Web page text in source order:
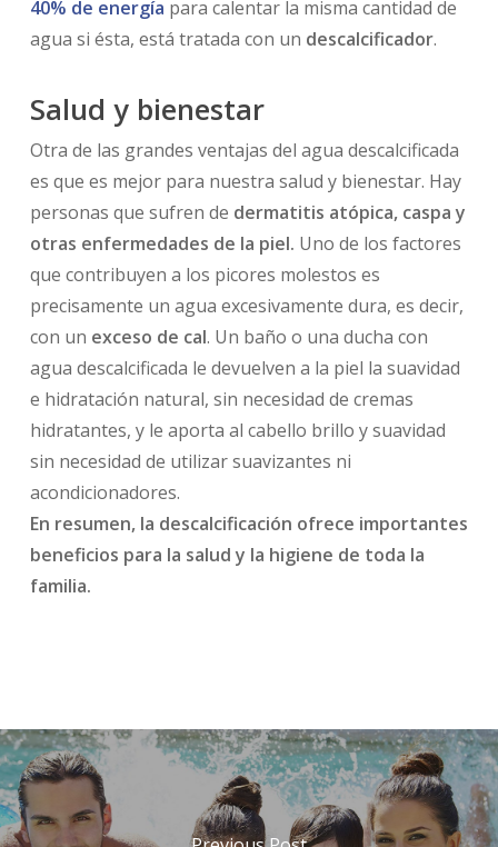
40% de energía para calentar la misma cantidad de
agua si ésta, está tratada con un descalcificador.
Salud y bienestar
Otra de las grandes ventajas del agua descalcificada
es que es mejor para nuestra salud y bienestar. Hay
personas que sufren de dermatitis atópica, caspa y
otras enfermedades de la piel. Uno de los factores
que contribuyen a los picores molestos es
precisamente un agua excesivamente dura, es decir,
con un exceso de cal. Un baño o una ducha con
agua descalcificada le devuelven a la piel la suavidad
e hidratación natural, sin necesidad de cremas
hidratantes, y le aporta al cabello brillo y suavidad
sin necesidad de utilizar suavizantes ni
acondicionadores.
En resumen, la descalcificación ofrece importantes
beneficios para la salud y la higiene de toda la
familia.